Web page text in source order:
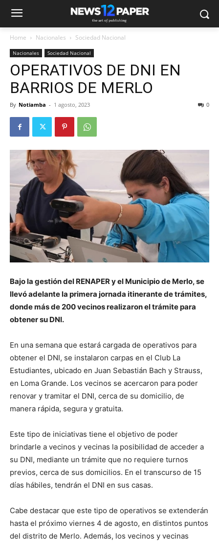
Home Nacionales Sociedad Nacional
Nacionales Sociedad Nacional
OPERATIVOS DE DNI EN
BARRIOS DE MERLO
By Notiamba - 1 agosto, 2023 0
Bajo la gestión del RENAPER y el Municipio de Merlo, se
llevó adelante la primera jornada itinerante de trámites,
donde más de 200 vecinos realizaron el trámite para
obtener su DNI.
En una semana que estará cargada de operativos para
obtener el DNI, se instalaron carpas en el Club La
Estudiantes, ubicado en Juan Sebastián Bach y Strauss,
en Loma Grande. Los vecinos se acercaron para poder
renovar y tramitar el DNI, cerca de su domicilio, de
manera rápida, segura y gratuita.
Este tipo de iniciativas tiene el objetivo de poder
brindarle a vecinos y vecinas la posibilidad de acceder a
su DNI, mediante un trámite que no requiere turnos
previos, cerca de sus domicilios. En el transcurso de 15
días hábiles, tendrán el DNI en sus casas.
Cabe destacar que este tipo de operativos se extenderán
hasta el próximo viernes 4 de agosto, en distintos puntos
del distrito de Merlo. Además, los vecinos y vecinas